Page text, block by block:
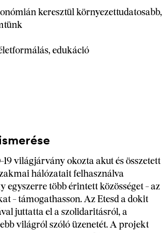
keresztül környezettudatosabb,
edukáció
világjárvány okozta akut és összetett
hálózatait felhasználva
egyszerre több érintett közösséget - az
- támogathasson. Az Etesd a dokit
juttatta el a szolidaritásról, a
világról szóló üzenetét. A projekt